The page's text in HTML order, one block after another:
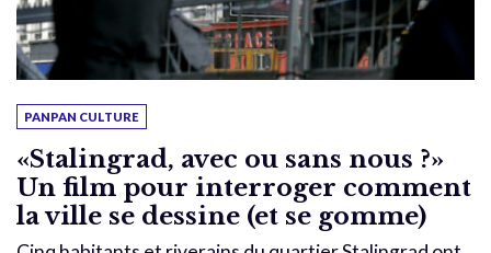
PANPAN CULTURE
«Stalingrad, avec ou sans nous ?»
Un film pour interroger comment
la ville se dessine (et se gomme)